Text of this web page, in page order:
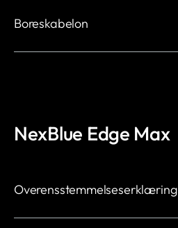
Boreskabelon
NexBlue Edge Max
Overensstemmelseserklæring